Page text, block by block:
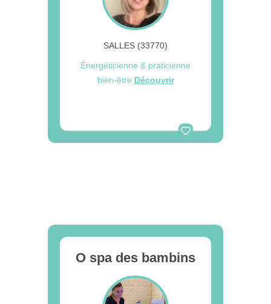
SALLES (33770)
Énergéticienne & praticienne
bien-être Découvrir
O spa des bambins